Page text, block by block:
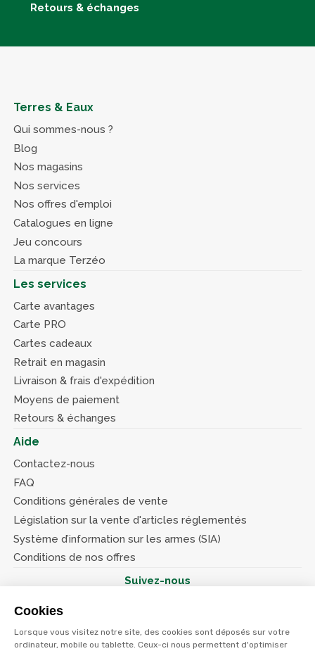
Cookies
Lorsque vous visitez notre site, des cookies sont déposés sur votre
ordinateur, mobile ou tablette. Ceux-ci nous permettent d'optimiser
Retours & échanges
Terres & Eaux
Qui sommes-nous ?
Blog
Nos magasins
Nos services
Nos offres d'emploi
Catalogues en ligne
Jeu concours
La marque Terzéo
Les services
Carte avantages
Carte PRO
Cartes cadeaux
Retrait en magasin
Livraison & frais d'expédition
Moyens de paiement
Retours & échanges
Aide
Contactez-nous
FAQ
Conditions générales de vente
Législation sur la vente d'articles réglementés
Système d’information sur les armes (SIA)
Conditions de nos offres
Suivez-nous